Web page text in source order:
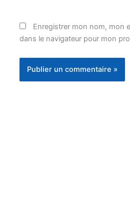
Enregistrer mon nom, mon
dans le navigateur pour mon